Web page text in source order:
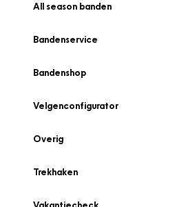
All season banden
Bandenservice
Bandenshop
Velgenconfigurator
Overig
Trekhaken